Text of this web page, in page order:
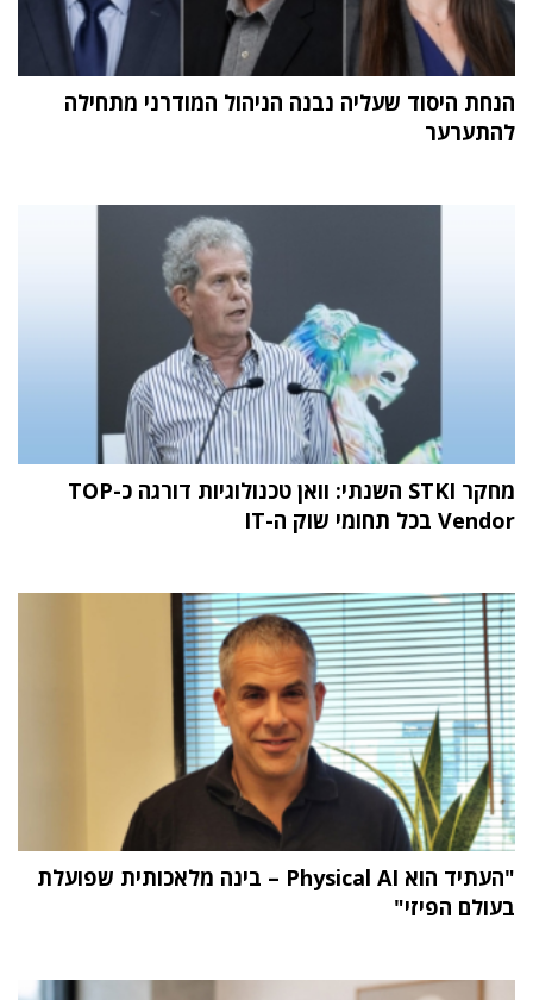
הנחת היסוד שעליה נבנה הניהול המודרני מתחילה
להתערער
מחקר STKI השנתי: וואן טכנולוגיות דורגה כ-TOP
Vendor בכל תחומי שוק ה-IT
"העתיד הוא Physical AI – בינה מלאכותית שפועלת
בעולם הפיזי"